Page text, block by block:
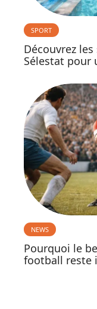
SPORT
Découvrez
Sélestat pour
NEWS
Pourquoi le
football reste